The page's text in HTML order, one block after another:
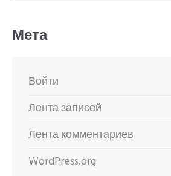
Мета
Войти
Лента записей
Лента комментариев
WordPress.org